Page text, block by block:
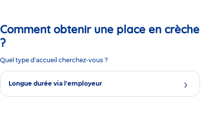
Comment obtenir une place en crèche
?
Quel type d'accueil cherchez-vous ?
Longue durée via l'employeur